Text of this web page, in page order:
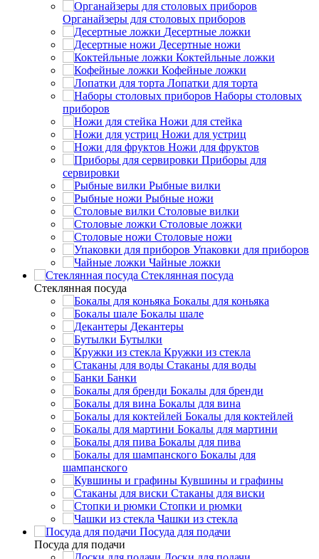
Органайзеры для столовых приборов
Десертные ложки
Десертные ножи
Коктейльные ложки
Кофейные ложки
Лопатки для торта
Наборы столовых
приборов
Ножи для стейка
Ножи для устриц
Ножи для фруктов
Приборы для
сервировки
Рыбные вилки
Рыбные ножи
Столовые вилки
Столовые ложки
Столовые ножи
Упаковки для приборов
Чайные ложки
Стеклянная посуда
Стеклянная посуда
Бокалы для коньяка
Бокалы шале
Декантеры
Бутылки
Кружки из стекла
Стаканы для воды
Банки
Бокалы для бренди
Бокалы для вина
Бокалы для коктейлей
Бокалы для мартини
Бокалы для пива
Бокалы для
шампанского
Кувшины и графины
Стаканы для виски
Стопки и рюмки
Чашки из стекла
Посуда для подачи
Посуда для подачи